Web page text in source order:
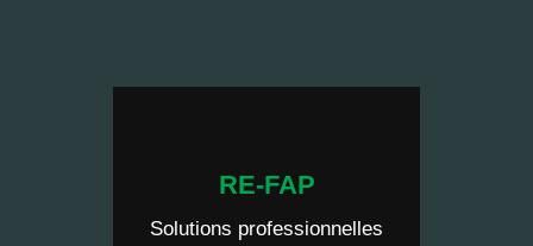
RE-FAP
Solutions professionnelles